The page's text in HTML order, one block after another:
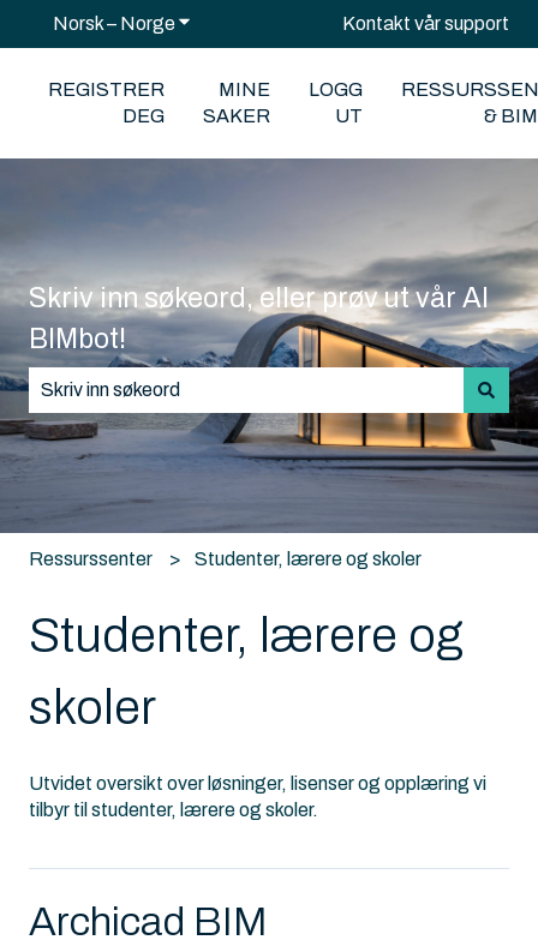
Norsk – NorgeVis undermeny for oversettelser
Kontakt vår support
REGISTRER
DEG
MINE
SAKER
LOGG
UT
&
Skriv inn søkeord, eller prøv ut vår AI
BIMbot!
Det finnes ingen forslag fordi søkefeltet er tomt.
Ressurssenter Studenter, lærere og skoler
Studenter, lærere og
skoler
Utvidet oversikt over løsninger, lisenser og opplæring vi
tilbyr til studenter, lærere og skoler.
Archicad BIM